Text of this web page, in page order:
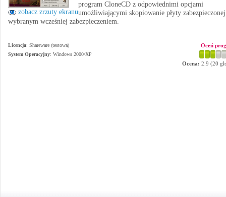
zobacz zrzuty ekranu
program CloneCD z odpowiednimi opcjami
umożliwiającymi skopiowanie płyty zabezpieczonej
wybranym wcześniej zabezpieczeniem.
Licencja: Shareware (testowa)
System Operacyjny: Windows 2000/XP
Oceń
Ocena: 2.9 (20